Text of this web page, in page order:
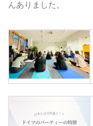
んありました。